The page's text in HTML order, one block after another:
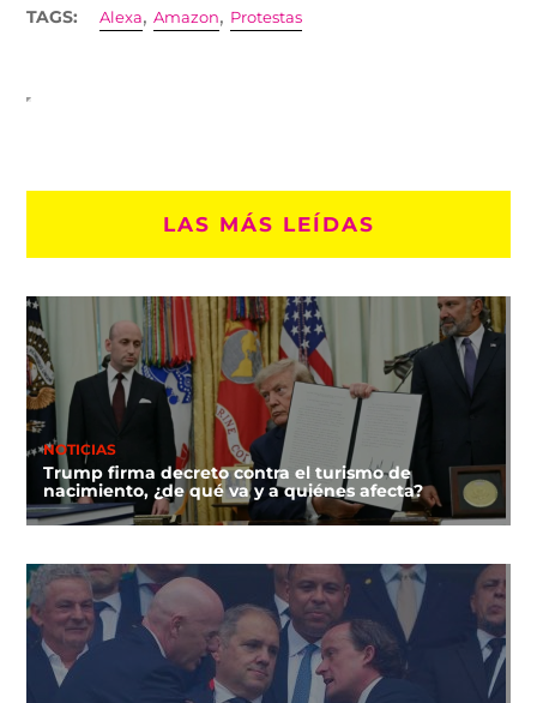
TAGS: Alexa,Amazon, Protestas
LAS MÁS LEÍDAS
NOTICIAS
Trump firma decreto contra el turismo de
nacimiento, ¿de qué va y a quiénes afecta?